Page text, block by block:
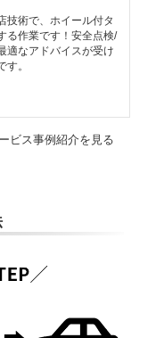
技術で、ホイール付タ
る作業です！安全点検/
適なアドバイスが受け
す。
ビス事例紹介を見る